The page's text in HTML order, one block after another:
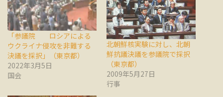
「参議院 ロシアによる
ウクライナ侵攻を非難する
決議を採択」（東京都）
2022年3月5日
国会
北朝鮮核実験に対し、北朝
鮮抗議決議を参議院で採択
（東京都）
2009年5月27日
行事